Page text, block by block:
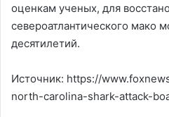
оценкам ученых, для
североатлантического мако
десятилетий.
Источник: https://
north-carolina-shark-attack-